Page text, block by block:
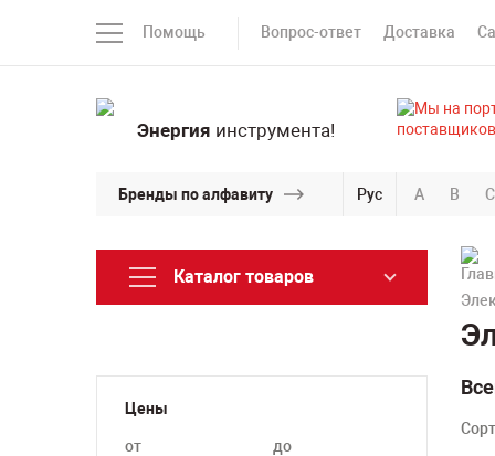
Помощь Вопрос-ответ Доставка
Энергия инструмента!
Бренды по алфавиту Рус A B C
Каталог товаров
Цены
от до